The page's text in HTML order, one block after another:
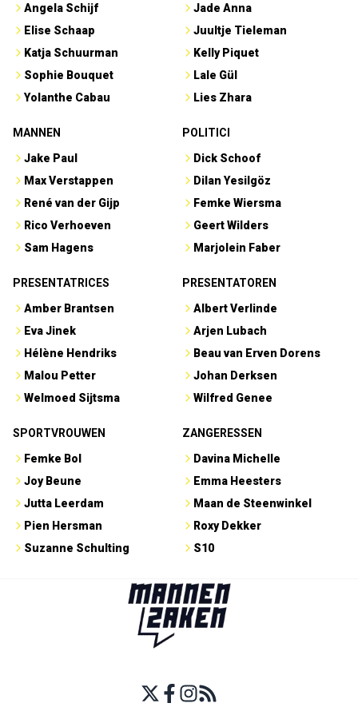
Angela Schijf
Elise Schaap
Katja Schuurman
Sophie Bouquet
Yolanthe Cabau
Jade Anna
Juultje Tieleman
Kelly Piquet
Lale Gül
Lies Zhara
MANNEN
Jake Paul
Max Verstappen
René van der Gijp
Rico Verhoeven
Sam Hagens
POLITICI
Dick Schoof
Dilan Yesilgöz
Femke Wiersma
Geert Wilders
Marjolein Faber
PRESENTATRICES
Amber Brantsen
Eva Jinek
Hélène Hendriks
Malou Petter
Welmoed Sijtsma
PRESENTATOREN
Albert Verlinde
Arjen Lubach
Beau van Erven Dorens
Johan Derksen
Wilfred Genee
SPORTVROUWEN
Femke Bol
Joy Beune
Jutta Leerdam
Pien Hersman
Suzanne Schulting
ZANGERESSEN
Davina Michelle
Emma Heesters
Maan de Steenwinkel
Roxy Dekker
S10